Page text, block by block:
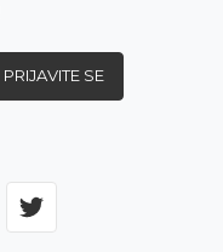
PRIJAVITE SE